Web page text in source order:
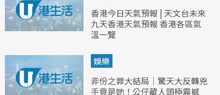
香港今日天氣預報 | 天文台未來
九天香港天氣預報 香港各區氣
溫一覽
娛樂
非份之罪大結局｜驚天大反轉兇
手竟是她！公仔藏人頭極震撼